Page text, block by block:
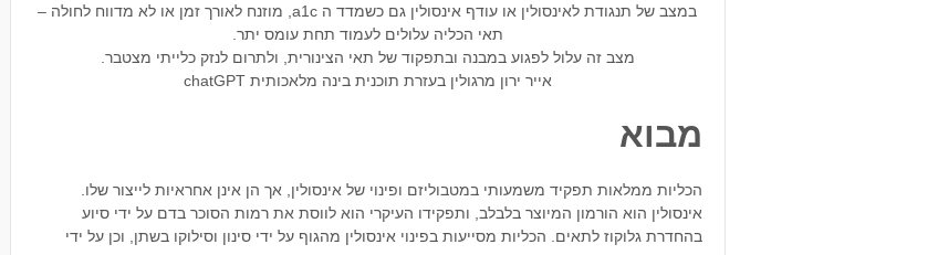
במצב של תנגודת לאינסולין או עודף אינסולין גם כשמדד ה a1c, מוזנח לאורך זמן או לא מדווח לחולה –
תאי הכליה עלולים לעמוד תחת עומס יתר.
מצב זה עלול לפגוע במבנה ובתפקוד של תאי הצינורית, ולתרום לנזק כלייתי מצטבר.
אייר ירון מרגולין בעזרת תוכנית בינה מלאכותית chatGPT
מבוא
הכליות ממלאות תפקיד משמעותי במטבוליזם ופינוי של אינסולין, אך הן אינן אחראיות לייצור שלו.
אינסולין הוא הורמון המיוצר בלבלב, ותפקידו העיקרי הוא לווסת את רמות הסוכר בדם על ידי סיוע
בהחדרת גלוקוז לתאים. הכליות מסייעות בפינוי אינסולין מהגוף על ידי סינון וסילוקו בשתן, וכן על ידי